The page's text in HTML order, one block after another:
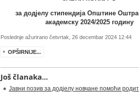
за додјелу стипендија Општине Оштра
академску 2024/2025годину
Poslednje ažurirano četvrtak, 26 decembar 2024 12:44
OPŠIRNIJE...
Još članaka...
Јавни позив за додјелу новчане помоћи